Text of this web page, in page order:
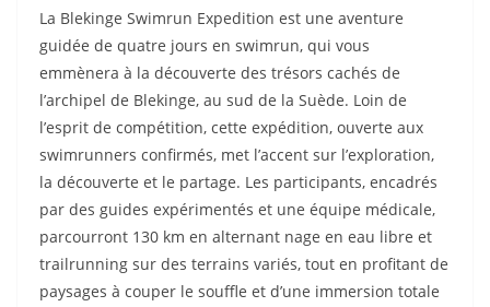
La Blekinge Swimrun Expedition est une aventure
guidée de quatre jours en swimrun, qui vous
emmènera à la découverte des trésors cachés de
l’archipel de Blekinge, au sud de la Suède. Loin de
l’esprit de compétition, cette expédition, ouverte aux
swimrunners confirmés, met l’accent sur l’exploration,
la découverte et le partage. Les participants, encadrés
par des guides expérimentés et une équipe médicale,
parcourront 130 km en alternant nage en eau libre et
trailrunning sur des terrains variés, tout en profitant de
paysages à couper le souffle et d’une immersion totale